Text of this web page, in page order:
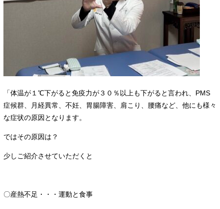
「体温が１℃下がると免疫力が３０％以上も下がると言われ、PMS
症候群、月経異常、不妊、胃腸障害、肩こり、腰痛など、他にも様々
な症状の原因となります。
ではその原因は？
少しご紹介させていただくと
〇産熱不足・・・運動と食事